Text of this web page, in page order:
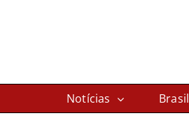
Notícias Brasil